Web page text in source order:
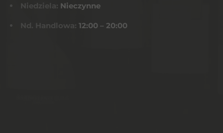
Niedziela: Nieczynne
Nd. Handlowa: 12:00 – 20:00